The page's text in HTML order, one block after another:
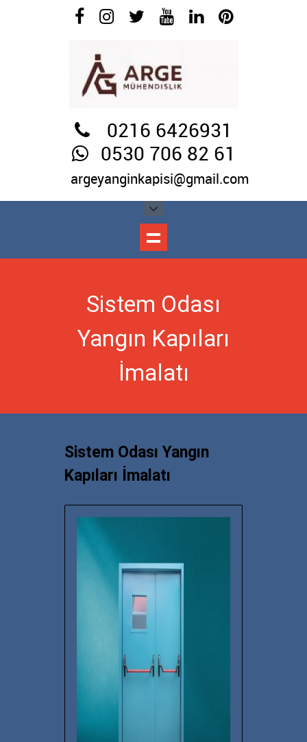
0216 6426931
0530 706 82 61
argeyanginkapisi@gmail.com
Sistem Odası
Yangın Kapıları
İmalatı
Sistem Odası Yangın
Kapıları İmalatı